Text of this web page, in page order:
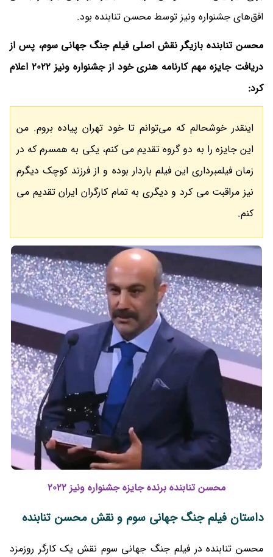
افق‌های جشنواره ونیز توسط محسن تنابنده بود.
محسن تنابنده بازیگر نقش اصلی فیلم جنگ جهانی سوم، پس از
دریافت جایزه مهم کارنامه هنری خود از جشنواره ونیز 2022 اعلام
کرد:
اینقدر خوشحالم که می‌توانم تا خود تهران پیاده بروم. من
این جایزه را به دو گروه تقدیم می کنم، یکی به همسرم که در
زمان فیلمبرداری این فیلم باردار بوده و از فرزند کوچک دیگرم
نیز مراقبت می کرد و دیگری به تمام کارگران ایران تقدیم می
کنم.
محسن تنابنده برنده جایزه جشنواره ونیز 2022
داستان فیلم جنگ جهانی سوم و نقش محسن تنابنده
محسن تنابنده در فیلم جنگ جهانی سوم نقش یک کارگر روزمزد